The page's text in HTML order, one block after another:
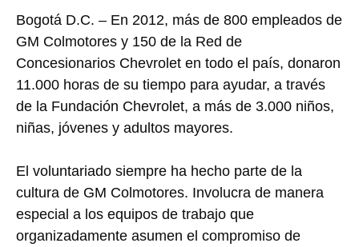
Bogotá D.C. – En 2012, más de 800 empleados de
GM Colmotores y 150 de la Red de
Concesionarios Chevrolet en todo el país, donaron
11.000 horas de su tiempo para ayudar, a través
de la Fundación Chevrolet, a más de 3.000 niños,
niñas, jóvenes y adultos mayores.
El voluntariado siempre ha hecho parte de la
cultura de GM Colmotores. Involucra de manera
especial a los equipos de trabajo que
organizadamente asumen el compromiso de